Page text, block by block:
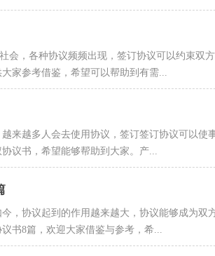
会，各种协议频频出现，签订协议可以约束双
家参考借鉴，希望可以帮助到有需...
来越多人会去使用协议，签订签订协议可以使
议书，希望能够帮助到大家。产...
，协议起到的作用越来越大，协议能够成为双
书8篇，欢迎大家借鉴与参考，希...